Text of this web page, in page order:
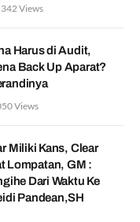
Views
Harus di Audit,
Back Up Aparat?
Views
Miliki Kans, Clear
Lompatan, GM :
Dari Waktu Ke
Pandean,SH